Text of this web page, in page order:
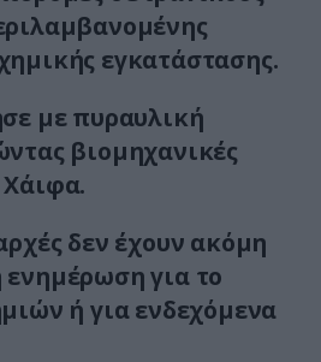
εγκατάστασης.
με πυραυλική
βιομηχανικές
δεν έχουν ακόμη
για το
ή για ενδεχόμενα